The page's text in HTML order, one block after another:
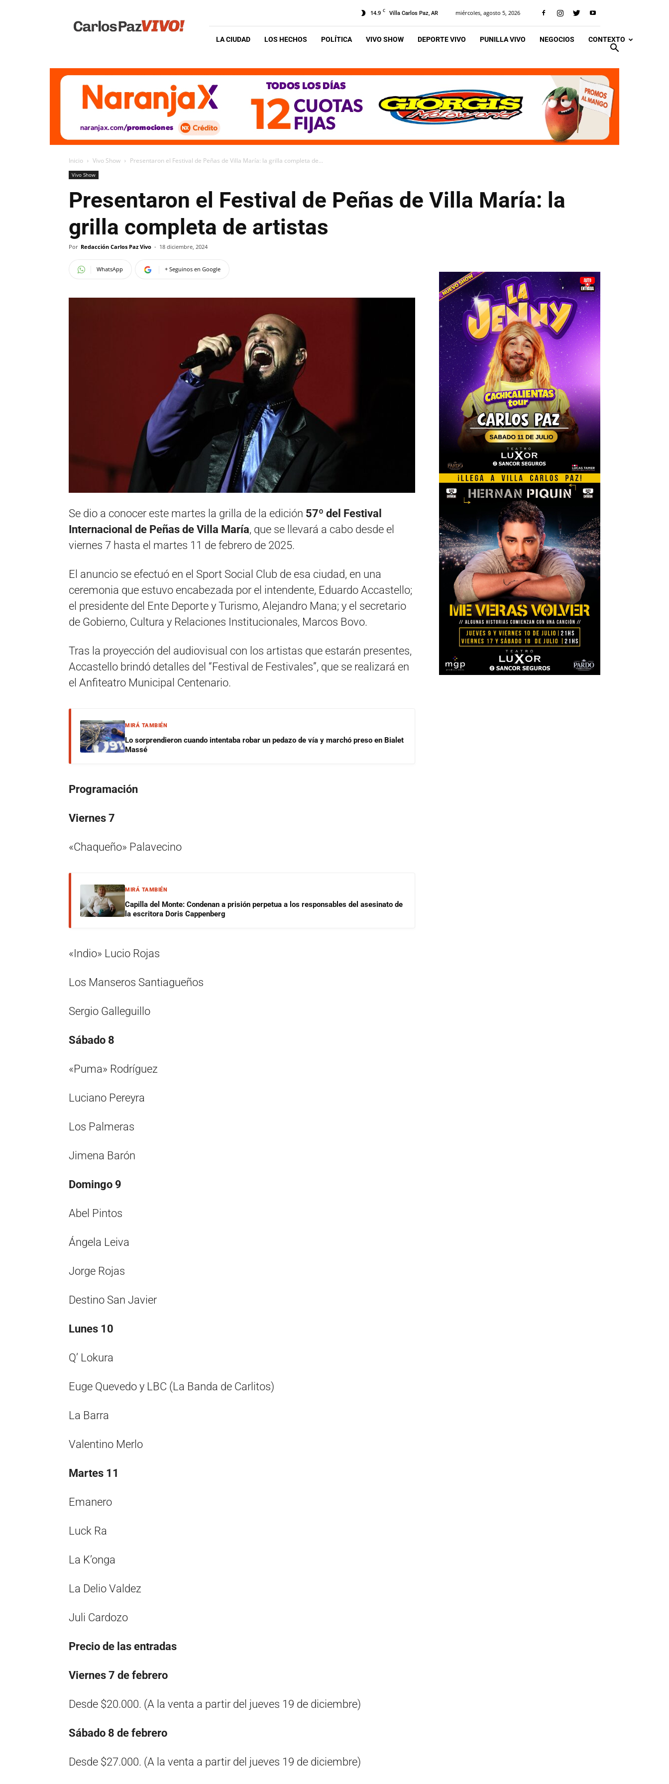
Vivo
14.9 C Villa Carlos Paz, AR miércoles, agosto 5, 2026
LA CIUDAD LOS HECHOS POLÍTICA VIVO SHOW DEPORTE VIVO PUNILLA VIVO NEGOCIOS CONTEXTO
Inicio Vivo Show Presentaron el Festival de Peñas de Villa María: la grilla completa de...
Vivo Show
Presentaron el Festival de Peñas de Villa María: la
grilla completa de artistas
Por Redacción Carlos Paz Vivo - 18 diciembre, 2024
WhatsApp + Seguinos en Google
Se dio a conocer este martes la grilla de la edición 57º del Festival
Internacional de Peñas de Villa María, que se llevará a cabo desde el
viernes 7 hasta el martes 11 de febrero de 2025.
El anuncio se efectuó en el Sport Social Club de esa ciudad, en una
ceremonia que estuvo encabezada por el intendente, Eduardo Accastello;
el presidente del Ente Deporte y Turismo, Alejandro Mana; y el secretario
de Gobierno, Cultura y Relaciones Institucionales, Marcos Bovo.
Tras la proyección del audiovisual con los artistas que estarán presentes,
Accastello brindó detalles del “Festival de Festivales”, que se realizará en
el Anfiteatro Municipal Centenario.
MIRÁ TAMBIÉN
Lo sorprendieron cuando intentaba robar un pedazo de vía y marchó preso en Bialet
Massé
Programación
Viernes 7
«Chaqueño» Palavecino
MIRÁ TAMBIÉN
Capilla del Monte: Condenan a prisión perpetua a los responsables del asesinato de
la escritora Doris Cappenberg
«Indio» Lucio Rojas
Los Manseros Santiagueños
Sergio Galleguillo
Sábado 8
«Puma» Rodríguez
Luciano Pereyra
Los Palmeras
Jimena Barón
Domingo 9
Abel Pintos
Ángela Leiva
Jorge Rojas
Destino San Javier
Lunes 10
Q’ Lokura
Euge Quevedo y LBC (La Banda de Carlitos)
La Barra
Valentino Merlo
Martes 11
Emanero
Luck Ra
La K’onga
La Delio Valdez
Juli Cardozo
Precio de las entradas
Viernes 7 de febrero
Desde $20.000. (A la venta a partir del jueves 19 de diciembre)
Sábado 8 de febrero
Desde $27.000. (A la venta a partir del jueves 19 de diciembre)